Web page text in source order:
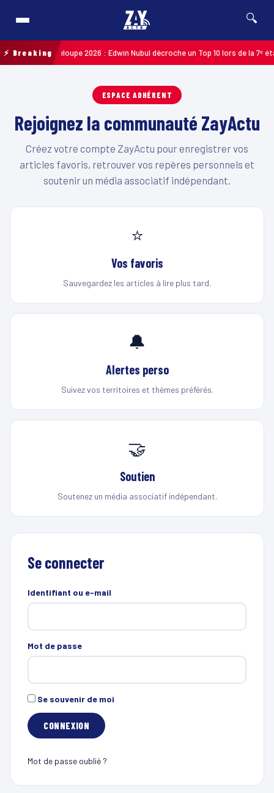
🔍
⚡ Breaking
de Guadeloupe 2026 : Edwin Nubul décroche un Top 10 lors de la 7ᵉ
ESPACE ADHÉRENT
Rejoignez la communauté ZayActu
Créez votre compte ZayActu pour enregistrer vos
articles favoris, retrouver vos repères personnels et
soutenir un média associatif indépendant.
⭐
Vos favoris
Sauvegardez les articles à lire plus tard.
🔔
Alertes perso
Suivez vos territoires et thèmes préférés.
🤝
Soutien
Soutenez un média associatif indépendant.
Se connecter
Identifiant ou e-mail
Mot de passe
Se souvenir de moi
Mot de passe oublié ?